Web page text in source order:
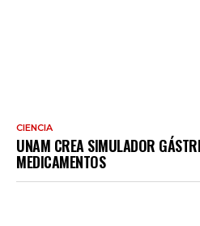
CIENCIA
UNAM CREA SIMULADOR
MEDICAMENTOS